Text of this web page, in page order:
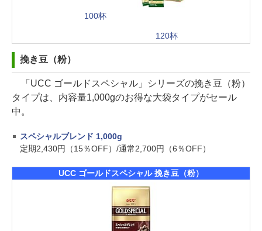
100杯
120杯
挽き豆（粉）
「UCC ゴールドスペシャル」シリーズの挽き豆（粉）
タイプは、内容量1,000gのお得な大袋タイプがセール
中。
スペシャルブレンド 1,000g
定期2,430円（15％OFF）/通常2,700円（6％OFF）
UCC ゴールドスペシャル 挽き豆（粉）